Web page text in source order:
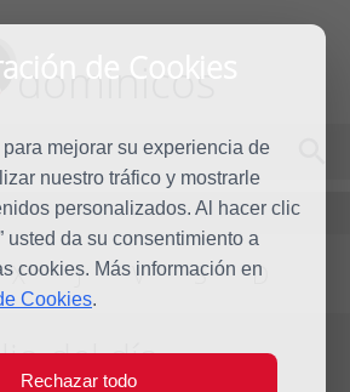
de Cookies
mejorar su experiencia de
nuestro tráfico y mostrarle
personalizados. Al hacer clic
usted da su consentimiento a
cookies. Más información en
Cookies.
Rechazar todo
dominicos
X J V S D
del día